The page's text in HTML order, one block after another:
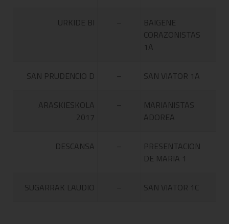
URKIDE BI –
BAIGENE
CORAZONISTAS
1A
SAN PRUDENCIO D – SAN VIATOR 1A
ARASKIESKOLA
2017
–
MARIANISTAS
ADOREA
DESCANSA –
PRESENTACION
DE MARIA 1
SUGARRAK LAUDIO – SAN VIATOR 1C